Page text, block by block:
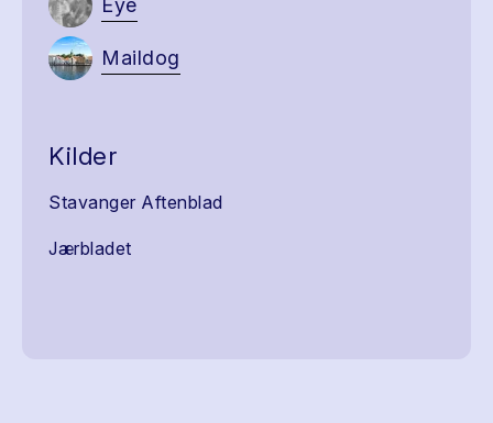
Maildog
Kilder
Stavanger Aftenblad
Jærbladet